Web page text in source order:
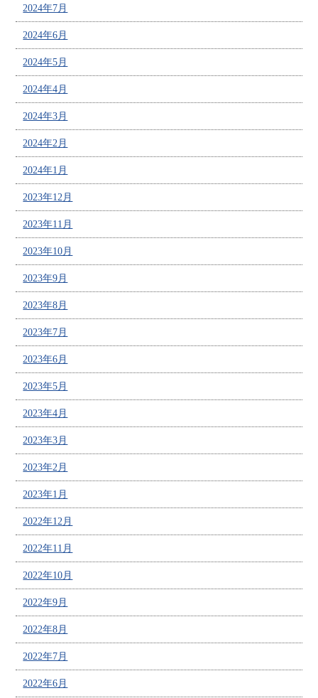
2024年7月
2024年6月
2024年5月
2024年4月
2024年3月
2024年2月
2024年1月
2023年12月
2023年11月
2023年10月
2023年9月
2023年8月
2023年7月
2023年6月
2023年5月
2023年4月
2023年3月
2023年2月
2023年1月
2022年12月
2022年11月
2022年10月
2022年9月
2022年8月
2022年7月
2022年6月